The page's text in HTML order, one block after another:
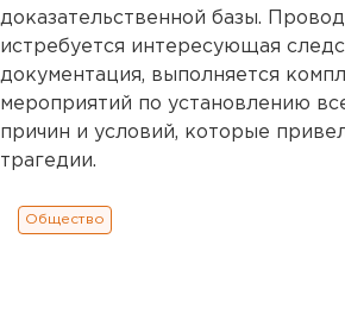
доказательственной базы.
истребуется интересующая
документация, выполняется
мероприятий по установлению
причин и условий, которые
трагедии.
Общество